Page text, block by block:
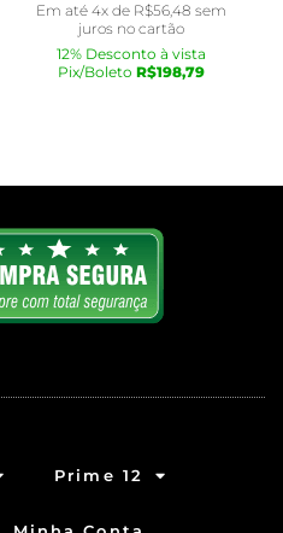
Em até 4x de R$56,48 sem
juros no cartão
12% Desconto à vista
Pix/Boleto R$198,79
Prime 12